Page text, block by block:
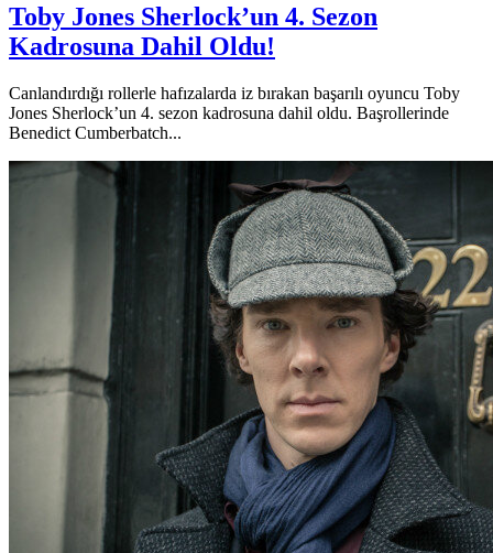
Toby Jones Sherlock’un 4. Sezon
Kadrosuna Dahil Oldu!
Canlandırdığı rollerle hafızalarda iz bırakan başarılı oyuncu Toby
Jones Sherlock’un 4. sezon kadrosuna dahil oldu. Başrollerinde
Benedict Cumberbatch...